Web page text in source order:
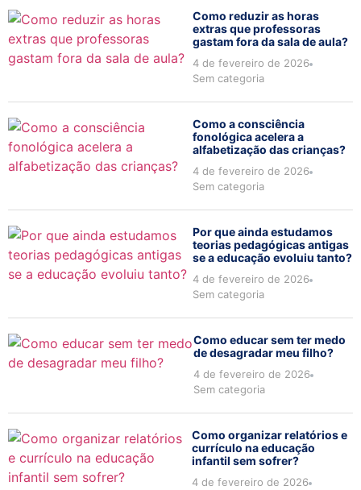
Como reduzir as horas
extras que professoras
gastam fora da sala de aula?
4 de fevereiro de 2026
Sem categoria
Como a consciência
fonológica acelera a
alfabetização das crianças?
4 de fevereiro de 2026
Sem categoria
Por que ainda estudamos
teorias pedagógicas antigas
se a educação evoluiu tanto?
4 de fevereiro de 2026
Sem categoria
Como educar sem ter medo
de desagradar meu filho?
4 de fevereiro de 2026
Sem categoria
Como organizar relatórios e
currículo na educação
infantil sem sofrer?
4 de fevereiro de 2026